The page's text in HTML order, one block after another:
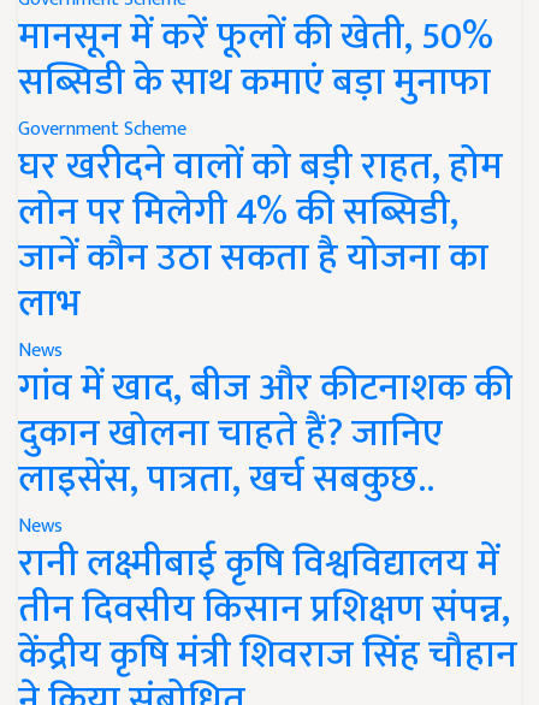
मानसून में करें फूलों की खेती, 50%
सब्सिडी के साथ कमाएं बड़ा मुनाफा
Government Scheme
घर खरीदने वालों को बड़ी राहत, होम
लोन पर मिलेगी 4% की सब्सिडी,
जानें कौन उठा सकता है योजना का
लाभ
News
गांव में खाद, बीज और कीटनाशक की
दुकान खोलना चाहते हैं? जानिए
लाइसेंस, पात्रता, खर्च सबकुछ..
News
रानी लक्ष्मीबाई कृषि विश्वविद्यालय में
तीन दिवसीय किसान प्रशिक्षण संपन्न,
केंद्रीय कृषि मंत्री शिवराज सिंह चौहान